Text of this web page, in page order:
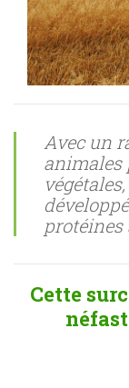
Avec un
animales
protéines
Cette